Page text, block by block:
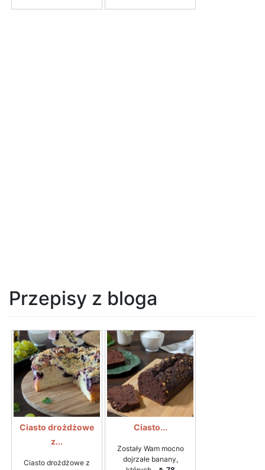
Przepisy z bloga
Ciasto drożdżowe
z...
Ciasto drożdżowe z
Ciasto...
Zostały Wam mocno
dojrzałe banany,